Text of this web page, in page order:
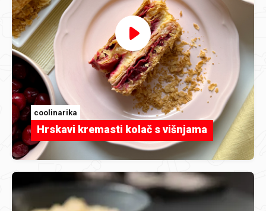
coolinarika
Hrskavi kremasti kolač s višnjama